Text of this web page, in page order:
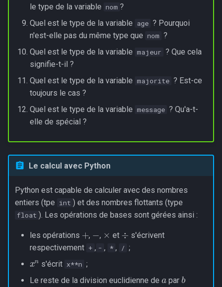
le type de la variable nom ?
Quel est le type de la variable age ? Pourquoi
n'est-elle pas du même type que nom ?
Quel est le type de la variable majeur ? Que cela
signifie-t-il ?
Quel est le type de la variable majorite ? Est-ce
toujours le cas ?
Quel est le type de la variable message ? Qu'a-t-
elle de spécial ?
Le calcul avec Python
Python est capable de calculer avec des nombres
entiers (tpe int ) et des nombres flottants (type
float ). Les opérations de bases sont gérées ainsi :
les opérations , , et
s'écrivent
respectivement + , - , * , / ;
n
s'écrit x**n ;
Le reste de la division euclidienne de
par